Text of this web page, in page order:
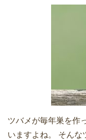
ツバメが毎年巣を作
いますよね。 そんな